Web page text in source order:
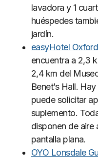
lavadora y 1
huéspedes
jardín.
easyHotel Oxford
encuentra a 2,3
2,4 km del
Benet’s Hall.
puede solicitar
suplemento.
disponen de
pantalla plana.
OYO Lonsdale